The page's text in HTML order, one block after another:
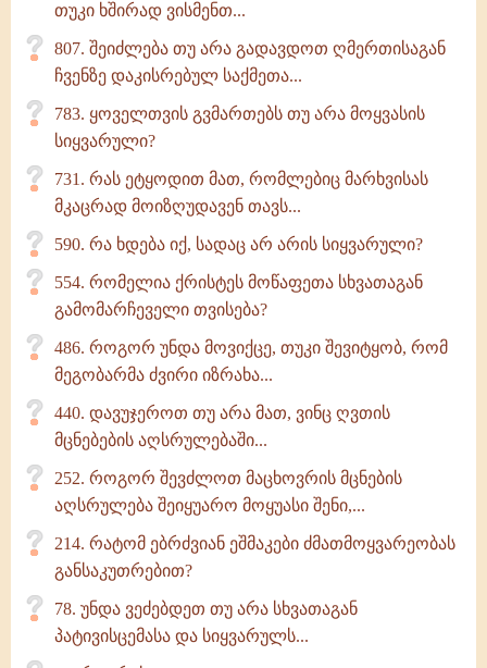
თუკი ხშირად ვისმენთ...
807. შეიძლება თუ არა გადავდოთ ღმერთისაგან
ჩვენზე დაკისრებულ საქმეთა...
783. ყოველთვის გვმართებს თუ არა მოყვასის
სიყვარული?
731. რას ეტყოდით მათ, რომლებიც მარხვისას
მკაცრად მოიზღუდავენ თავს...
590. რა ხდება იქ, სადაც არ არის სიყვარული?
554. რომელია ქრისტეს მოწაფეთა სხვათაგან
გამომარჩეველი თვისება?
486. როგორ უნდა მოვიქცე, თუკი შევიტყობ, რომ
მეგობარმა ძვირი იზრახა...
440. დავუჯეროთ თუ არა მათ, ვინც ღვთის
მცნებების აღსრულებაში...
252. როგორ შევძლოთ მაცხოვრის მცნების
აღსრულება შეიყუარო მოყუასი შენი,...
214. რატომ ებრძვიან ეშმაკები ძმათმოყვარეობას
განსაკუთრებით?
78. უნდა ვეძებდეთ თუ არა სხვათაგან
პატივისცემასა და სიყვარულს...